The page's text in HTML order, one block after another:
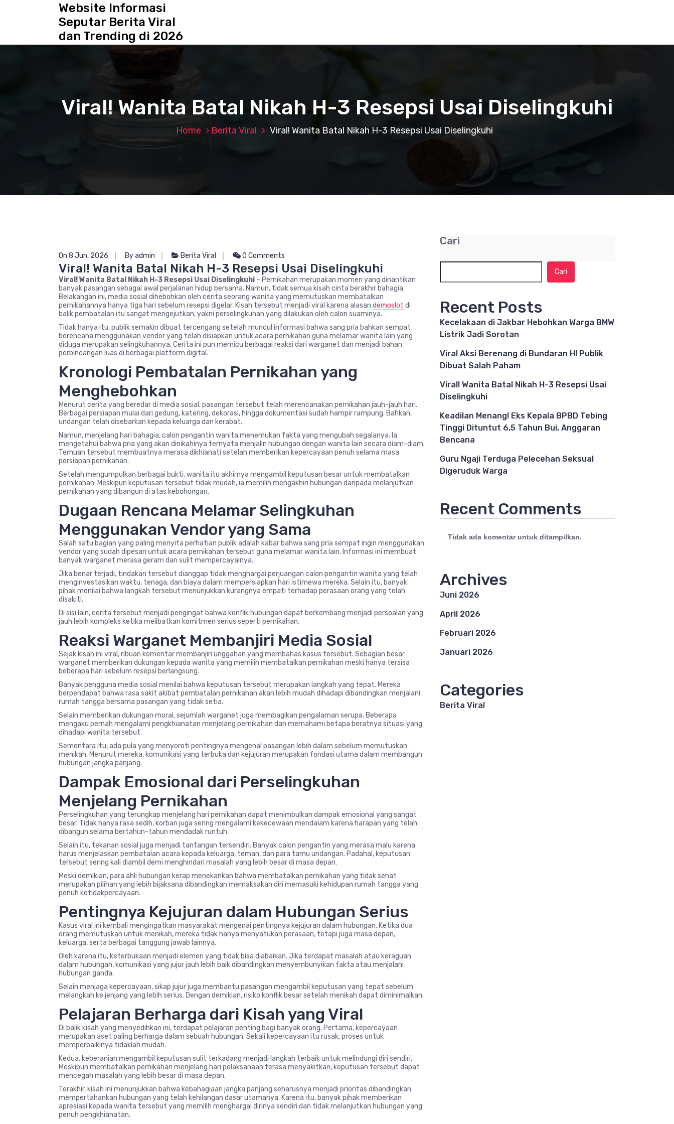
Website Informasi
Seputar Berita Viral
dan Trending di 2026
Viral! Wanita Batal Nikah H-3 Resepsi Usai Diselingkuhi
Home Berita Viral Viral! Wanita Batal Nikah H-3 Resepsi Usai Diselingkuhi
On 8 Jun, 2026 By admin Berita Viral 0 Comments
Viral! Wanita Batal Nikah H-3 Resepsi Usai Diselingkuhi
Viral! Wanita Batal Nikah H-3 Resepsi Usai Diselingkuhi – Pernikahan merupakan momen yang dinantikan
banyak pasangan sebagai awal perjalanan hidup bersama. Namun, tidak semua kisah cinta berakhir bahagia.
Belakangan ini, media sosial dihebohkan oleh cerita seorang wanita yang memutuskan membatalkan
pernikahannya hanya tiga hari sebelum resepsi digelar. Kisah tersebut menjadi viral karena alasan demoslot di
balik pembatalan itu sangat mengejutkan, yakni perselingkuhan yang dilakukan oleh calon suaminya.
Tidak hanya itu, publik semakin dibuat tercengang setelah muncul informasi bahwa sang pria bahkan sempat
berencana menggunakan vendor yang telah disiapkan untuk acara pernikahan guna melamar wanita lain yang
diduga merupakan selingkuhannya. Cerita ini pun memicu berbagai reaksi dari warganet dan menjadi bahan
perbincangan luas di berbagai platform digital.
Kronologi Pembatalan Pernikahan yang
Menghebohkan
Menurut cerita yang beredar di media sosial, pasangan tersebut telah merencanakan pernikahan jauh-jauh hari.
Berbagai persiapan mulai dari gedung, katering, dekorasi, hingga dokumentasi sudah hampir rampung. Bahkan,
undangan telah disebarkan kepada keluarga dan kerabat.
Namun, menjelang hari bahagia, calon pengantin wanita menemukan fakta yang mengubah segalanya. Ia
mengetahui bahwa pria yang akan dinikahinya ternyata menjalin hubungan dengan wanita lain secara diam-diam.
Temuan tersebut membuatnya merasa dikhianati setelah memberikan kepercayaan penuh selama masa
persiapan pernikahan.
Setelah mengumpulkan berbagai bukti, wanita itu akhirnya mengambil keputusan besar untuk membatalkan
pernikahan. Meskipun keputusan tersebut tidak mudah, ia memilih mengakhiri hubungan daripada melanjutkan
pernikahan yang dibangun di atas kebohongan.
Dugaan Rencana Melamar Selingkuhan
Menggunakan Vendor yang Sama
Salah satu bagian yang paling menyita perhatian publik adalah kabar bahwa sang pria sempat ingin menggunakan
vendor yang sudah dipesan untuk acara pernikahan tersebut guna melamar wanita lain. Informasi ini membuat
banyak warganet merasa geram dan sulit mempercayainya.
Jika benar terjadi, tindakan tersebut dianggap tidak menghargai perjuangan calon pengantin wanita yang telah
menginvestasikan waktu, tenaga, dan biaya dalam mempersiapkan hari istimewa mereka. Selain itu, banyak
pihak menilai bahwa langkah tersebut menunjukkan kurangnya empati terhadap perasaan orang yang telah
disakiti.
Di sisi lain, cerita tersebut menjadi pengingat bahwa konflik hubungan dapat berkembang menjadi persoalan yang
jauh lebih kompleks ketika melibatkan komitmen serius seperti pernikahan.
Reaksi Warganet Membanjiri Media Sosial
Sejak kisah ini viral, ribuan komentar membanjiri unggahan yang membahas kasus tersebut. Sebagian besar
warganet memberikan dukungan kepada wanita yang memilih membatalkan pernikahan meski hanya tersisa
beberapa hari sebelum resepsi berlangsung.
Banyak pengguna media sosial menilai bahwa keputusan tersebut merupakan langkah yang tepat. Mereka
berpendapat bahwa rasa sakit akibat pembatalan pernikahan akan lebih mudah dihadapi dibandingkan menjalani
rumah tangga bersama pasangan yang tidak setia.
Selain memberikan dukungan moral, sejumlah warganet juga membagikan pengalaman serupa. Beberapa
mengaku pernah mengalami pengkhianatan menjelang pernikahan dan memahami betapa beratnya situasi yang
dihadapi wanita tersebut.
Sementara itu, ada pula yang menyoroti pentingnya mengenal pasangan lebih dalam sebelum memutuskan
menikah. Menurut mereka, komunikasi yang terbuka dan kejujuran merupakan fondasi utama dalam membangun
hubungan jangka panjang.
Dampak Emosional dari Perselingkuhan
Menjelang Pernikahan
Perselingkuhan yang terungkap menjelang hari pernikahan dapat menimbulkan dampak emosional yang sangat
besar. Tidak hanya rasa sedih, korban juga sering mengalami kekecewaan mendalam karena harapan yang telah
dibangun selama bertahun-tahun mendadak runtuh.
Selain itu, tekanan sosial juga menjadi tantangan tersendiri. Banyak calon pengantin yang merasa malu karena
harus menjelaskan pembatalan acara kepada keluarga, teman, dan para tamu undangan. Padahal, keputusan
tersebut sering kali diambil demi menghindari masalah yang lebih besar di masa depan.
Meski demikian, para ahli hubungan kerap menekankan bahwa membatalkan pernikahan yang tidak sehat
merupakan pilihan yang lebih bijaksana dibandingkan memaksakan diri memasuki kehidupan rumah tangga yang
penuh ketidakpercayaan.
Pentingnya Kejujuran dalam Hubungan Serius
Kasus viral ini kembali mengingatkan masyarakat mengenai pentingnya kejujuran dalam hubungan. Ketika dua
orang memutuskan untuk menikah, mereka tidak hanya menyatukan perasaan, tetapi juga masa depan,
keluarga, serta berbagai tanggung jawab lainnya.
Oleh karena itu, keterbukaan menjadi elemen yang tidak bisa diabaikan. Jika terdapat masalah atau keraguan
dalam hubungan, komunikasi yang jujur jauh lebih baik dibandingkan menyembunyikan fakta atau menjalani
hubungan ganda.
Selain menjaga kepercayaan, sikap jujur juga membantu pasangan mengambil keputusan yang tepat sebelum
melangkah ke jenjang yang lebih serius. Dengan demikian, risiko konflik besar setelah menikah dapat diminimalkan.
Pelajaran Berharga dari Kisah yang Viral
Di balik kisah yang menyedihkan ini, terdapat pelajaran penting bagi banyak orang. Pertama, kepercayaan
merupakan aset paling berharga dalam sebuah hubungan. Sekali kepercayaan itu rusak, proses untuk
memperbaikinya tidaklah mudah.
Kedua, keberanian mengambil keputusan sulit terkadang menjadi langkah terbaik untuk melindungi diri sendiri.
Meskipun membatalkan pernikahan menjelang hari pelaksanaan terasa menyakitkan, keputusan tersebut dapat
mencegah masalah yang lebih besar di masa depan.
Terakhir, kisah ini menunjukkan bahwa kebahagiaan jangka panjang seharusnya menjadi prioritas dibandingkan
mempertahankan hubungan yang telah kehilangan dasar utamanya. Karena itu, banyak pihak memberikan
apresiasi kepada wanita tersebut yang memilih menghargai dirinya sendiri dan tidak melanjutkan hubungan yang
penuh pengkhianatan.
Cari
Cari
Recent Posts
Kecelakaan di Jakbar Hebohkan Warga BMW
Listrik Jadi Sorotan
Viral Aksi Berenang di Bundaran HI Publik
Dibuat Salah Paham
Viral! Wanita Batal Nikah H-3 Resepsi Usai
Diselingkuhi
Keadilan Menang! Eks Kepala BPBD Tebing
Tinggi Dituntut 6,5 Tahun Bui, Anggaran
Bencana
Guru Ngaji Terduga Pelecehan Seksual
Digeruduk Warga
Recent Comments
Tidak ada komentar untuk ditampilkan.
Archives
Juni 2026
April 2026
Februari 2026
Januari 2026
Categories
Berita Viral